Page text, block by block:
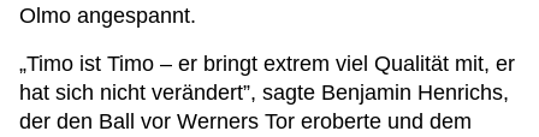
Olmo angespannt.
„Timo ist Timo – er bringt extrem viel Qualität mit, er
hat sich nicht verändert”, sagte Benjamin Henrichs,
der den Ball vor Werners Tor eroberte und dem